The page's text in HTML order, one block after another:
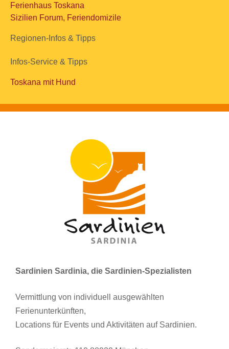
Ferienhaus Toskana
Sizilien Forum, Feriendomizile
Regionen-Infos & Tipps
Infos-Service & Tipps
Toskana mit Hund
Sardinien Sardinia, die Sardinien-Spezialisten
Vermittlung von individuell ausgewählten
Ferienunterkünften,
Locations für Events und Aktivitäten auf Sardinien.